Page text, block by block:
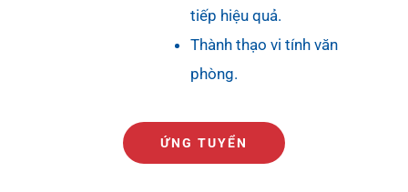
tiếp hiệu quả.
Thành thạo vi tính văn
phòng.
ỨNG TUYỂN